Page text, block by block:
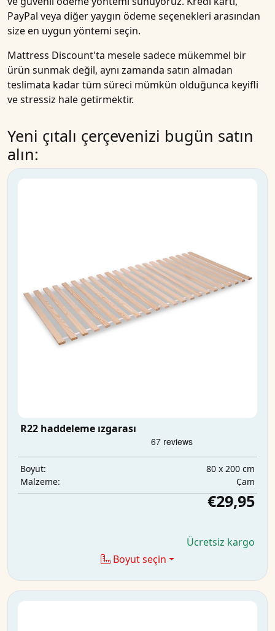
PayPal veya diğer yaygın ödeme seçenekleri arasından
size en uygun yöntemi seçin.
Mattress Discount'ta mesele sadece mükemmel bir
ürün sunmak değil, aynı zamanda satın almadan
teslimata kadar tüm süreci mümkün olduğunca keyifli
ve stressiz hale getirmektir.
Yeni çıtalı çerçevenizi bugün satın
alın:
R22 haddeleme ızgarası
Boyut:
80 x 200 cm
Malzeme:
Çam
€29,95
Ücretsiz kargo
Boyut seçin